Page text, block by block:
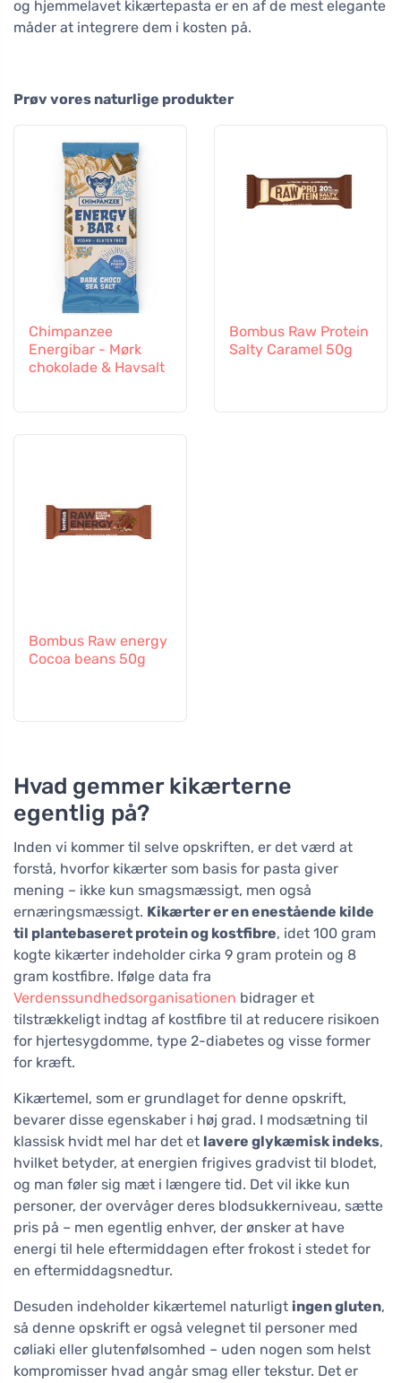
og hjemmelavet kikærtepasta er en af de mest elegante
måder at integrere dem i kosten på.
Prøv vores naturlige produkter
Chimpanzee
Energibar - Mørk
chokolade & Havsalt
Bombus Raw Protein
Salty Caramel 50g
Bombus Raw energy
Cocoa beans 50g
Hvad gemmer kikærterne
egentlig på?
Inden vi kommer til selve opskriften, er det værd at
forstå, hvorfor kikærter som basis for pasta giver
mening – ikke kun smagsmæssigt, men også
ernæringsmæssigt. Kikærter er en enestående kilde
til plantebaseret protein og kostfibre, idet 100 gram
kogte kikærter indeholder cirka 9 gram protein og 8
gram kostfibre. Ifølge data fra
Verdenssundhedsorganisationen bidrager et
tilstrækkeligt indtag af kostfibre til at reducere risikoen
for hjertesygdomme, type 2-diabetes og visse former
for kræft.
Kikærtemel, som er grundlaget for denne opskrift,
bevarer disse egenskaber i høj grad. I modsætning til
klassisk hvidt mel har det et lavere glykæmisk indeks,
hvilket betyder, at energien frigives gradvist til blodet,
og man føler sig mæt i længere tid. Det vil ikke kun
personer, der overvåger deres blodsukkerniveau, sætte
pris på – men egentlig enhver, der ønsker at have
energi til hele eftermiddagen efter frokost i stedet for
en eftermiddagsnedtur.
Desuden indeholder kikærtemel naturligt ingen gluten,
så denne opskrift er også velegnet til personer med
cøliaki eller glutenfølsomhed – uden nogen som helst
kompromisser hvad angår smag eller tekstur. Det er